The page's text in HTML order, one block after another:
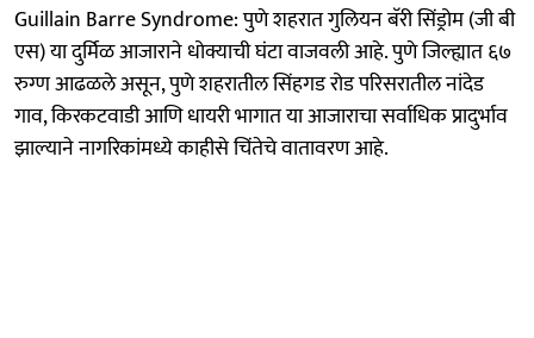
Guillain Barre Syndrome: पुणे शहरात गुलियन बॅरी सिंड्रोम (जी बी
एस) या दुर्मिळ आजाराने धोक्याची घंटा वाजवली आहे. पुणे जिल्ह्यात ६७
रुग्ण आढळले असून, पुणे शहरातील सिंहगड रोड परिसरातील नांदेड
गाव, किरकटवाडी आणि धायरी भागात या आजाराचा सर्वाधिक प्रादुर्भाव
झाल्याने नागरिकांमध्ये काहीसे चिंतेचे वातावरण आहे.